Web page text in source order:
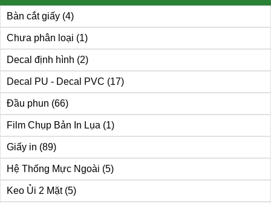
Bàn cắt giấy (4)
Chưa phân loại (1)
Decal định hình (2)
Decal PU - Decal PVC (17)
Đầu phun (66)
Film Chụp Bản In Lụa (1)
Giấy in (89)
Hệ Thống Mực Ngoài (5)
Keo Ủi 2 Mặt (5)